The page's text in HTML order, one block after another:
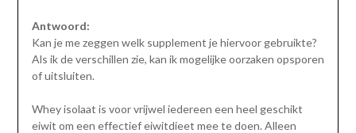
Antwoord:
Kan je me zeggen welk supplement je hiervoor gebruikte?
Als ik de verschillen zie, kan ik mogelijke oorzaken opsporen
of uitsluiten.
Whey isolaat is voor vrijwel iedereen een heel geschikt
eiwit om een effectief eiwitdieet mee te doen. Alleen